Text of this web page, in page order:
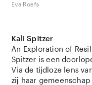
Eva Roefs
Kali Spitzer
An Exploration of
Spitzer is een
Via de tijdloze lens
zij haar